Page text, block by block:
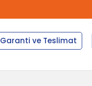
Garanti ve Teslimat